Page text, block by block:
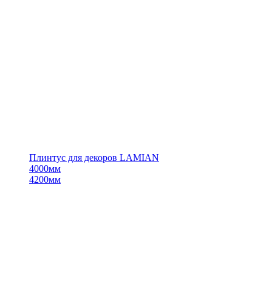
Плинтус для декоров LAMIAN
4000мм
4200мм